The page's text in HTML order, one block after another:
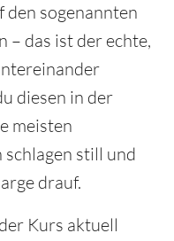
den sogenannten
– das ist der echte,
diesen in der
meisten
still und
drauf.
Kurs aktuell